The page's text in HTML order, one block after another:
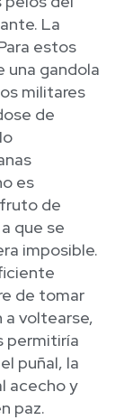
La
estos
una gandola
militares
de
es
de
que se
imposible.
de tomar
a voltearse,
permitiría
puñal, la
acecho y
paz.